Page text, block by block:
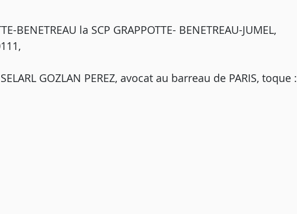
la SCP GRAPPOTTE- BENETREAU-JUMEL,
GOZLAN PEREZ, avocat au barreau de PARIS, toque :